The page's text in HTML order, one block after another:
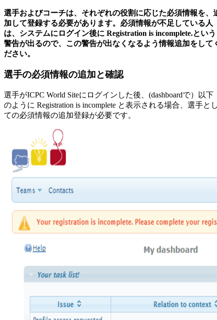
選手およびコーチは、それぞれの役割に応じた必須情報を、
加して登録する必要があります。必須情報が不足している人
は、システムにログイン後に Registration is incomplete.という
警告が出るので、この警告が出なくなるよう情報追加をして
ださい。
選手の必須情報の追加と確認
選手がICPC World Siteにログインした後、(dashboardで）以下
のように Registration is incomplete と表示される場合、選手と
ての必須情報の追加登録が必要です。